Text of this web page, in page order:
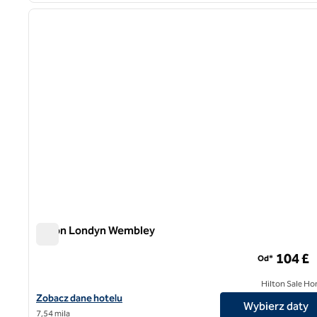
1 z 12
Hilton Londyn Wembley
Zobacz szczegóły hotelu Hilton London Wembley
Zobacz dane hotelu
7,54 mila
Od* 104 £
Hilton Sale
Wybierz daty